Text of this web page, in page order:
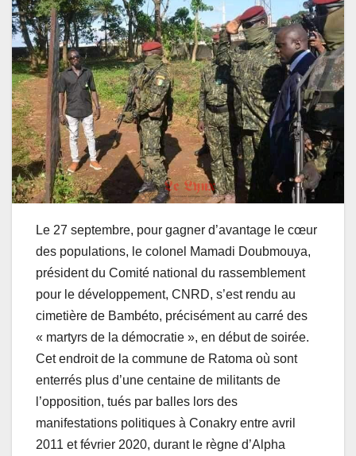
Le 27 septembre, pour gagner d’avantage le cœur
des populations, le colonel Mamadi Doubmouya,
président du Comité national du rassemblement
pour le développement, CNRD, s’est rendu au
cimetière de Bambéto, précisément au carré des
« martyrs de la démocratie », en début de soirée.
Cet endroit de la commune de Ratoma où sont
enterrés plus d’une centaine de militants de
l’opposition, tués par balles lors des
manifestations politiques à Conakry entre avril
2011 et février 2020, durant le règne d’Alpha